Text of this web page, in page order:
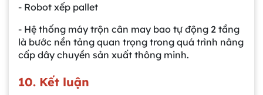
- Robot xếp pallet
- Hệ thống máy trộn cân may bao tự động 2 tầng
là bước nền tảng quan trọng trong quá trình nâng
cấp dây chuyền sản xuất thông minh.
10. Kết luận